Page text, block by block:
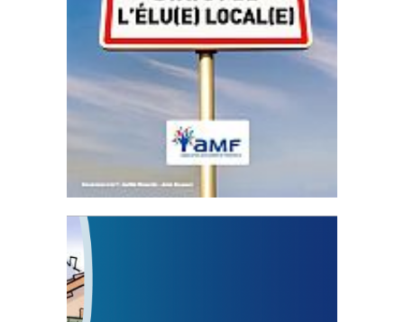
Statut de l’élu local
3 avril 2024
Mise à jour avril 2024
FEUILLETER